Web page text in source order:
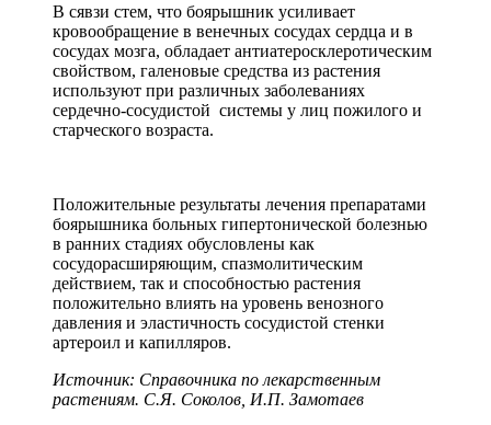
В сявзи стем, что боярышник усиливает
кровообращение в венечных сосудах сердца и в
сосудах мозга, обладает антиатеросклеротическим
свойством, галеновые средства из растения
используют при различных заболеваниях
сердечно-сосудистой системы у лиц пожилого и
старческого возраста.
Положительные результаты лечения препаратами
боярышника больных гипертонической болезнью
в ранних стадиях обусловлены как
сосудорасширяющим, спазмолитическим
действием, так и способностью растения
положительно влиять на уровень венозного
давления и эластичность сосудистой стенки
артероил и капилляров.
Источник: Справочника по лекарственным
растениям. С.Я. Соколов, И.П. Замотаев